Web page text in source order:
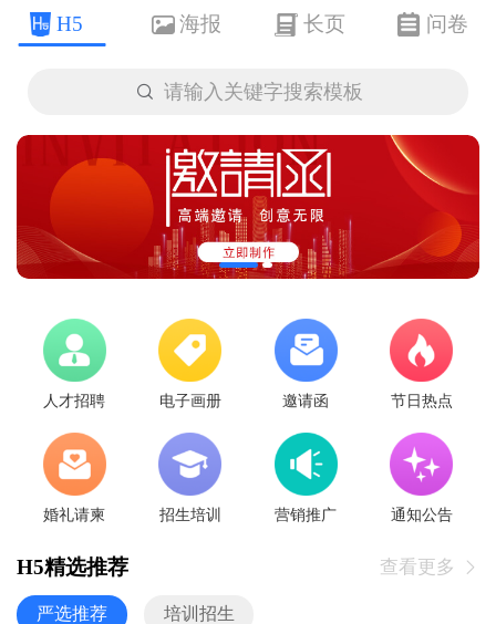
H5 海报 长页 问卷
 请输入关键字搜索模板
人才招聘 电子画册 邀请函 节日热点
婚礼请柬 招生培训 营销推广 通知公告
H5精选推荐 查看更多 
严选推荐 培训招生